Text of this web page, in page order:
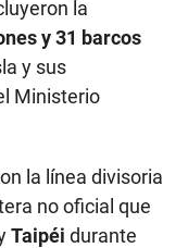
la
y 31 barcos
y sus
Ministerio
la línea divisoria
no oficial que
Taipéi durante